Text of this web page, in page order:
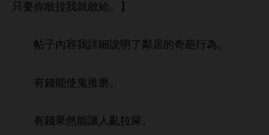
只
敢拉 就敢 。】
帖子 容 詳細 鄰居 奇葩 為。
能使鬼推磨。
果然能讓 拉屎。